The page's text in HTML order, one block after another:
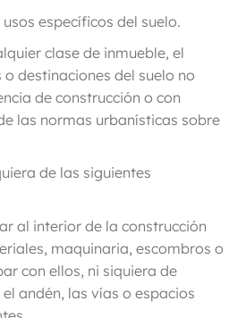
específicos del suelo.
clase de inmueble, el
destinaciones del suelo no
de construcción o con
las normas urbanísticas sobre
de las siguientes
al interior de la construcción
maquinaria, escombros o
con ellos, ni siquiera de
andén, las vías o espacios